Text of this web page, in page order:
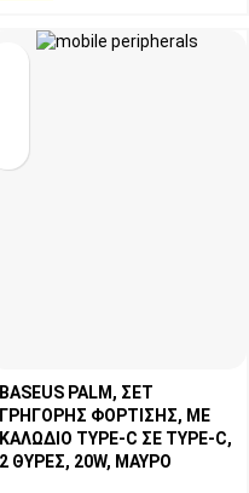
BASEUS PALM, ΣΕΤ
ΓΡΗΓΟΡΗΣ ΦΟΡΤΙΣΗΣ, ΜΕ
ΚΑΛΩΔΙΟ TYPE-C ΣΕ TYPE-C,
2 ΘΥΡΕΣ, 20W, ΜΑΥΡΟ